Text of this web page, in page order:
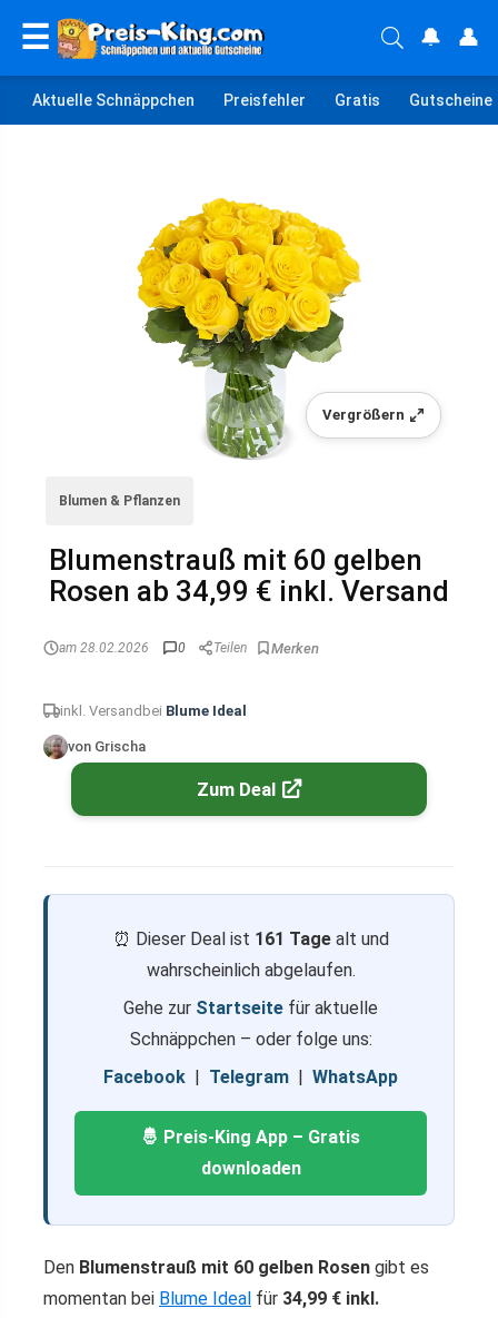
☰ 🔔 👤
Aktuelle Schnäppchen Preisfehler Gratis Gutscheine
Vergrößern
Blumen & Pflanzen
Blumenstrauß mit 60 gelben
Rosen ab 34,99 € inkl. Versand
am 28.02.2026 0 Teilen
inkl. Versand bei Blume Ideal
von Grischa
Zum Deal
⏰ Dieser Deal ist 161 Tagealt und
wahrscheinlich abgelaufen.
Gehe zur Startseite für aktuelle
Schnäppchen – oder folge uns:
Facebook | Telegram | WhatsApp
🤴 Preis-King App – Gratis
downloaden
Den Blumenstrauß mit 60 gelben Rosen gibt es
momentan bei Blume Ideal für 34,99 € inkl.